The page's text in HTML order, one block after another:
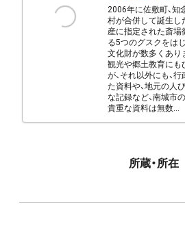
2006年に佐敷町、知
村が合併して誕生し
産に指定された斎場
る5つのグスクをは
文化財が数多くあり
観光や郷土教育にも
が、それ以外にも、
た資料や、地元の人
な記録など、南城市
貴重な資料は無数...
所蔵・所在